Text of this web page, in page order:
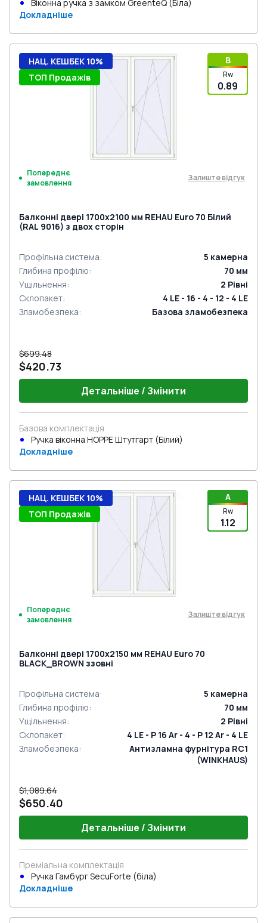
Віконна ручка з замком GreenteQ (Біла)
Докладніше
B
Rw
0.89
НАЦ. КЕШБЕК 10%
ТОП Продажів
Попереднє
замовлення
Залиште відгук
Балконні двері 1700x2100 мм REHAU Euro 70 Білий
(RAL 9016) з двох сторін
Профільна система: 5 камерна
Глибина профілю: 70 мм
Ущільнення: 2 Рівні
Склопакет:
4 LE - 16 - 4 - 12 - 4 LE
Зламобезпека: Базова зламобезпека
$699.48
$420.73
Детальніше / Змінити
Базова комплектація
Ручка віконна HOPPE Штутгарт (Білий)
Докладніше
A
Rw
1.12
НАЦ. КЕШБЕК 10%
ТОП Продажів
Попереднє
замовлення
Залиште відгук
Балконні двері 1700x2150 мм REHAU Euro 70
BLACK_BROWN ззовні
Профільна система: 5 камерна
Глибина профілю: 70 мм
Ущільнення: 2 Рівні
Склопакет:
4 LE - P 16 Ar - 4 - P 12 Ar - 4 LE
Зламобезпека:
Антизламна фурнітура RC1
(WINKHAUS)
$1,089.64
$650.40
Детальніше / Змінити
Преміальна комплектація
Ручка Гамбург SecuForte (біла)
Докладніше